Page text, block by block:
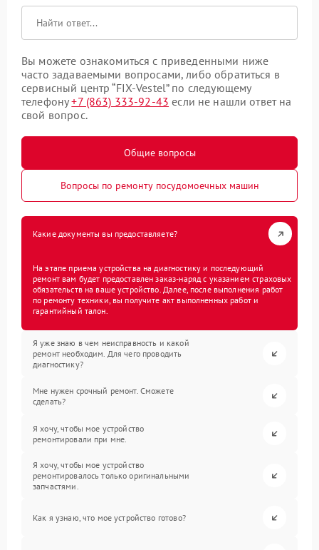
Вы можете ознакомиться с приведенными ниже
часто задаваемыми вопросами, либо обратиться в
сервисный центр “FIX-Vestel” по следующему
телефону+7 (863) 333-92-43 если не нашли ответ на
свой вопрос.
Общие вопросы
Вопросы по ремонту посудомоечных машин
Какие документы вы предоставляете?
На этапе приема устройства на диагностику и последующий
ремонт вам будет предоставлен заказ-наряд с указанием страховых
обязательств на ваше устройство. Далее, после выполнения работ
по ремонту техники, вы получите акт выполненных работ и
гарантийный талон.
Я уже знаю в чем неисправность и какой
ремонт необходим. Для чего проводить
диагностику?
Мне нужен срочный ремонт. Сможете
сделать?
Я хочу, чтобы мое устройство
ремонтировали при мне.
Я хочу, чтобы мое устройство
ремонтировалось только оригинальными
запчастями.
Как я узнаю, что мое устройство готово?